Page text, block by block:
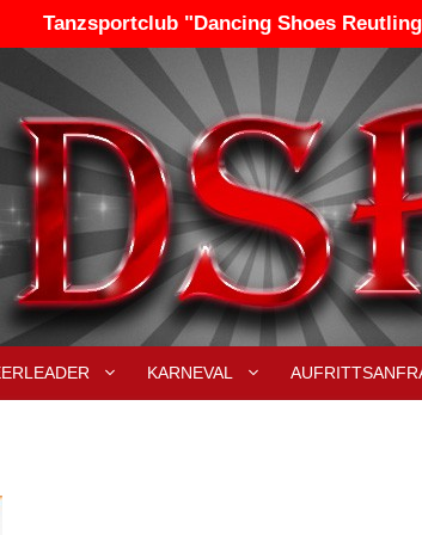
Tanzsportclub "Dancing Shoes
KARNEVAL